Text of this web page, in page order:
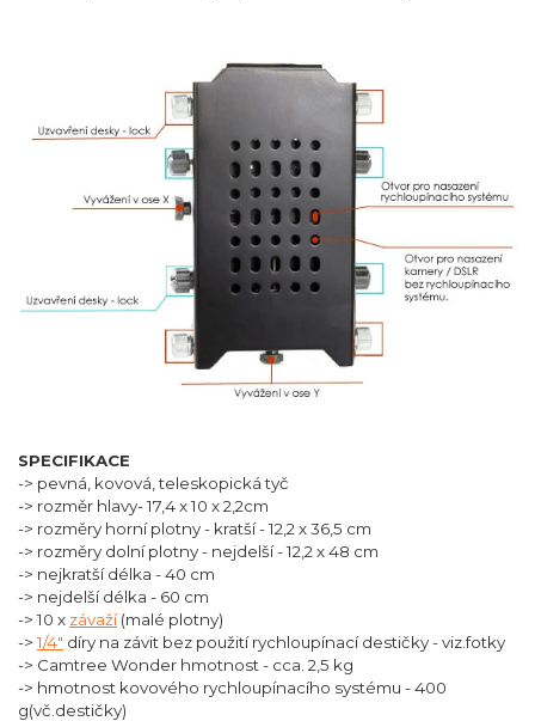
SPECIFIKACE
-> pevná, kovová, teleskopická tyč
-> rozměr hlavy- 17,4 x 10 x 2,2cm
-> rozměry horní plotny - kratší - 12,2 x 36,5 cm
-> rozměry dolní plotny - nejdelší - 12,2 x 48 cm
-> nejkratší délka - 40 cm
-> nejdelší délka - 60 cm
-> 10 x závaží(malé plotny)
->1/4" díry na závit bez použití rychloupínací destičky - viz.fotky
-> Camtree Wonder hmotnost - cca. 2,5 kg
-> hmotnost kovového rychloupínacího systému - 400
g(vč.destičky)